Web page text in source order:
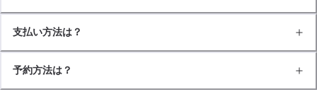
支払い方法は？
予約方法は？